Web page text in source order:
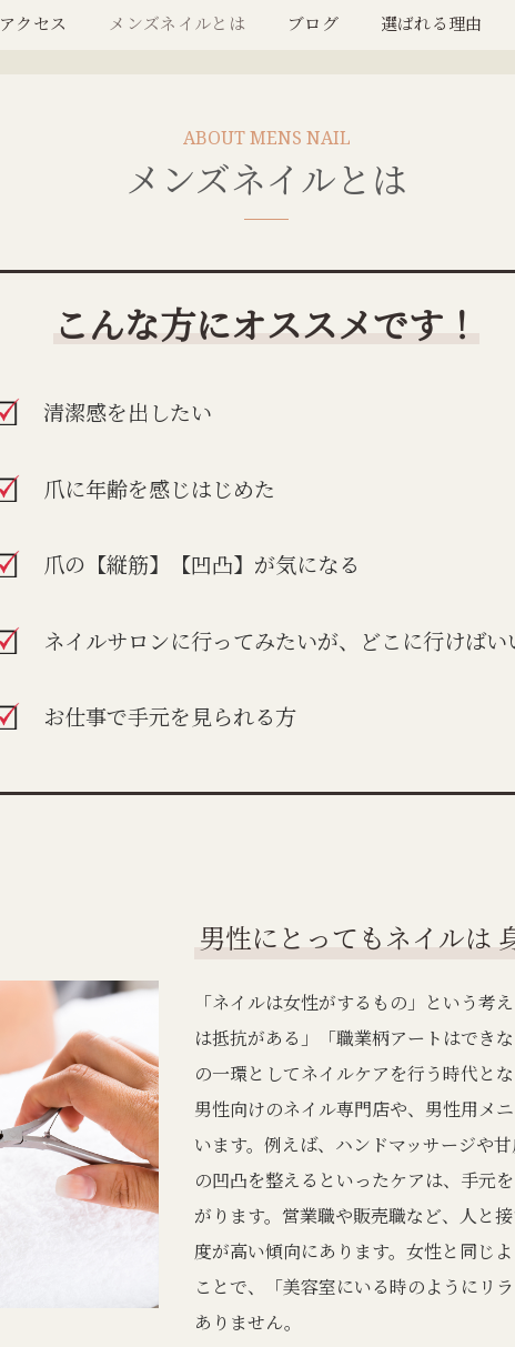
アクセス メンズネイルとは ブログ 選ばれる理由
メンズネイルとは
こんな方にオススメです！
清潔感を出したい
爪に年齢を感じはじめた
爪の【縦筋】【凹凸】が気になる
ネイルサロンに行ってみたいが、どこに行けばい
お仕事で手元を見られる方
男性にとってもネイルは
「ネイルは女性がするもの」という考
は抵抗がある」「職業柄アートはでき
の一環としてネイルケアを行う時代とな
男性向けのネイル専門店や、男性用メ
います。例えば、ハンドマッサージや
の凹凸を整えるといったケアは、手元
がります。営業職や販売職など、人と
度が高い傾向にあります。女性と同じ
ことで、「美容室にいる時のようにリ
ありません。